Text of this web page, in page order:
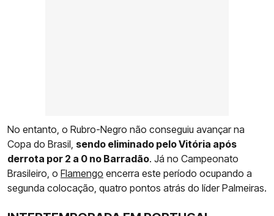
No entanto, o Rubro-Negro não conseguiu avançar na
Copa do Brasil, sendo eliminado pelo Vitória após
derrota por 2 a 0 no Barradão. Já no Campeonato
Brasileiro, o Flamengo encerra este período ocupando a
segunda colocação, quatro pontos atrás do líder Palmeiras.